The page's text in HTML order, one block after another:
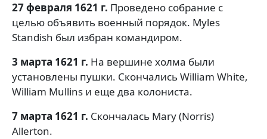
27 февраля 1621 г. Проведено собрание с
целью объявить военный порядок. Myles
Standish был избран командиром.
3 марта 1621 г. На вершине холма были
установлены пушки. Скончались William White,
William Mullins и еще два колониста.
7 марта 1621 г. Скончалась Mary (Norris)
Allerton.